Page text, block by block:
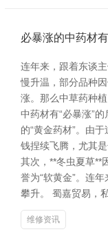
必暴涨的中药材
连年来，跟着东谈
慢升温，部分品种
涨。那么中草药种
中药材有“必暴涨”
的“黄金药材”。由
钱捏续飞腾，尤其
其次，**冬虫夏草**
誉为“软黄金”。连
攀升。 蜀嘉贸易，
维修资讯